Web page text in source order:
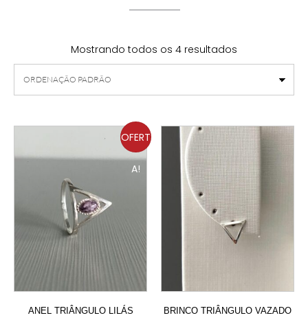
Mostrando todos os 4 resultados
OFERT
A!
ANEL TRIÂNGULO LILÁS BRINCO TRIÂNGULO VAZADO